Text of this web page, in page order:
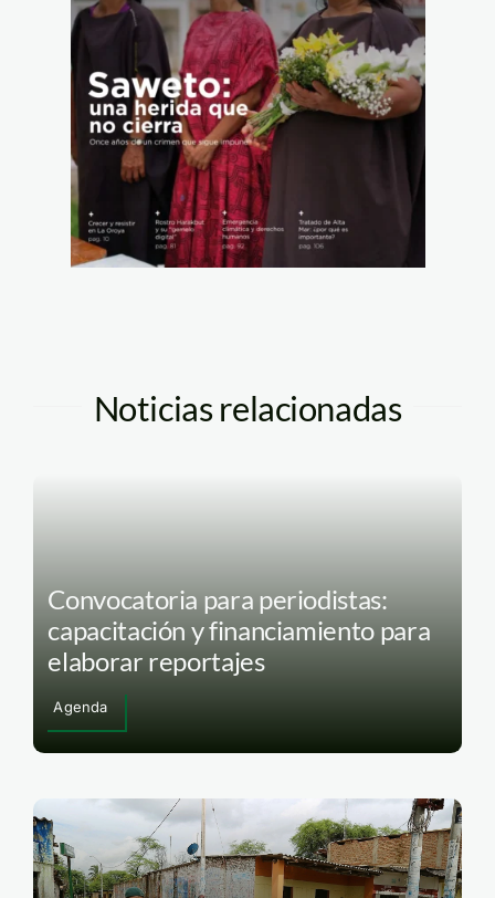
Noticias relacionadas
Convocatoria para periodistas:
capacitación y financiamiento para
elaborar reportajes
Agenda